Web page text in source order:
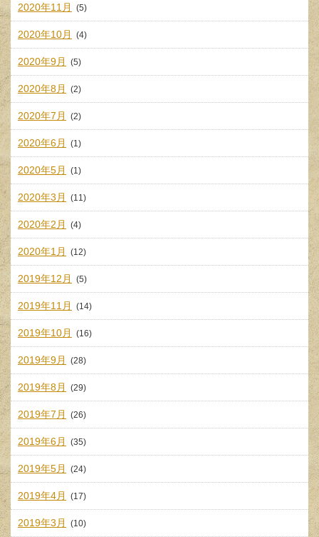
2020年11月 (5)
2020年10月 (4)
2020年9月 (5)
2020年8月 (2)
2020年7月 (2)
2020年6月 (1)
2020年5月 (1)
2020年3月 (11)
2020年2月 (4)
2020年1月 (12)
2019年12月 (5)
2019年11月 (14)
2019年10月 (16)
2019年9月 (28)
2019年8月 (29)
2019年7月 (26)
2019年6月 (35)
2019年5月 (24)
2019年4月 (17)
2019年3月 (10)